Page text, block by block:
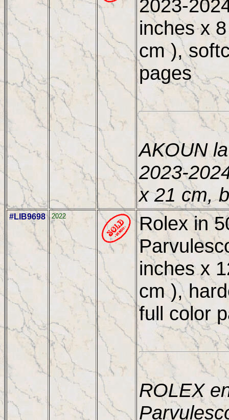
2023-
inches x
cm ),
pages
AKOUN
2023-
x 21 cm,
#LIB9698 2022
Rolex in
inches x
cm ),
full color
ROLEX